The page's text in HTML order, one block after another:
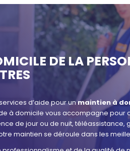
DE LA
d’aide pour un maintien à
à domicile vous accompagne pour
de jour ou de nuit, téléassistance,
maintien se déroule dans les